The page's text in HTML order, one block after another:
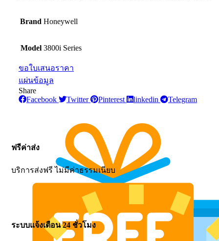
Brand Honeywell
Model 3800i Series
ขอใบเสนอราคา
แผ่นข้อมูล
Share
Facebook
Twitter Pinterest linkedin Telegram
ฟรีค่าส่ง
บริการส่งฟรี ไม่มีค่าธรรมเนียบ
ระบบแจ้งเตือน 24 ชั่วโมง